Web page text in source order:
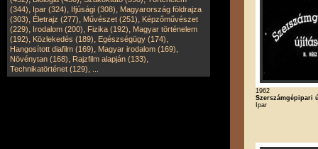
(344), Ipar (324), Ifjúsági (308), Magyarország földrajza
(303), Életrajz (277), Művészet (251), Képzőművészet
(229), Irodalom (200), Fizika (192), Magyar történelem
(192), Közlekedés (189), Egészségügy (174),
Hangosított diafilm (169), Magyar irodalom (169),
Növénytan (168), Rajzfilm alapján (133),
Technikatörténet (129),
1962
Szerszámgépipari
Ipar